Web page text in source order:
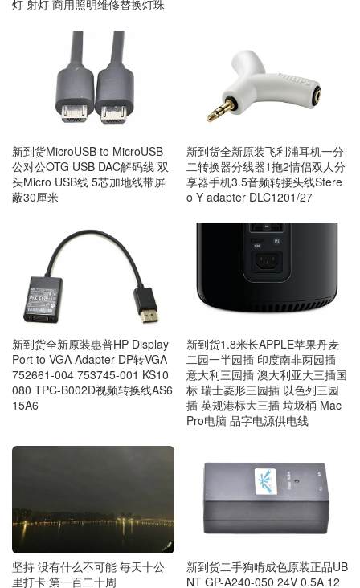
灯 射灯 商用照明维修替换灯珠
新到货MicroUSB to MicroUSB
公对公OTG USB DAC解码线 双
头Micro USB线 5芯加地线带屏
蔽30厘米
新到货全新原装飞利浦耳机一分
二转换器分线器1拖2情侣双人分
享器手机3.5音频转接头线Stere
o Y adapter DLC1201/27
新到货全新原装惠普HP Display
Port to VGA Adapter DP转VGA
752661-004 753745-001 KS10
080 TPC-B002D视频转换线AS6
15A6
新到货1.8米长APPLE苹果丹麦
二园一半园插 印度南非两园插
意大利三园插 澳大利亚大三插国
标 瑞士菱形三园插 以色列三园
插 英规港标大三插 垃圾桶 Mac
Pro电脑 品字电源供电线
坚持 没有什么不可能 毎天十公
里打卡 第一百二十周
新到货二手狗啃成色原装正品UB
NT GP-A240-050 24V 0.5A 12